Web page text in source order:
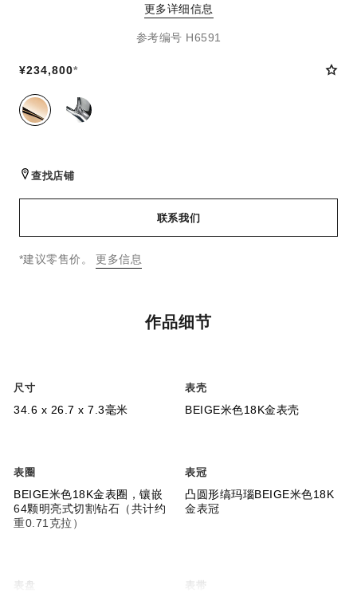
更多详细信息
参考编号 H6591
¥234,800*
同系列款式(2)
查找店铺
联系我们
↩
*建议零售价。 更多信息
作品细节
尺寸
34.6 x 26.7 x 7.3毫米
表壳
BEIGE米色18K金表壳
表圈
BEIGE米色18K金表圈，镶嵌
64颗明亮式切割钻石（共计约
重0.71克拉）
表冠
凸圆形缟玛瑙BEIGE米色18K
金表冠
表盘 表带